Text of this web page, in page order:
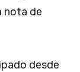
nota de
desde